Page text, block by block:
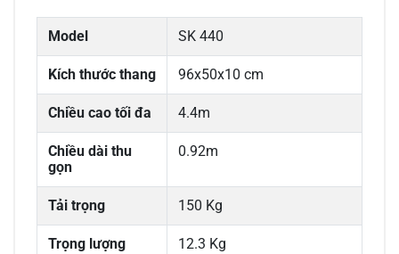
Model SK 440
Kích thước thang 96x50x10 cm
Chiều cao tối đa 4.4m
Chiều dài thu
gọn
0.92m
Tải trọng 150 Kg
Trọng lượng 12.3 Kg